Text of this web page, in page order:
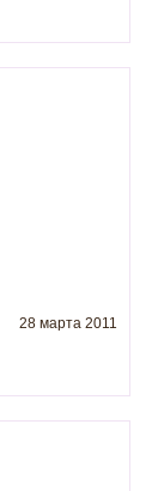
28 марта 2011